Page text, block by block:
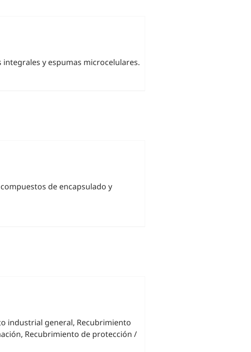
y espumas microcelulares.
de encapsulado y
industrial general, Recubrimiento
Recubrimiento de protección /